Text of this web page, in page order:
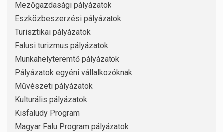
Mezőgazdasági pályázatok
Eszközbeszerzési pályázatok
Turisztikai pályázatok
Falusi turizmus pályázatok
Munkahelyteremtő pályázatok
Pályázatok egyéni vállalkozóknak
Művészeti pályázatok
Kulturális pályázatok
Kisfaludy Program
Magyar Falu Program pályázatok